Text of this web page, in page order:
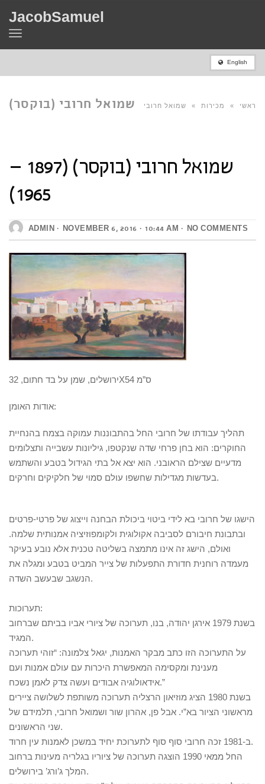
JacobSamuel
Toggle
English
שמואל חרובי (בוקסר)
(1897 – 1965)
ראשי » מכירות » שמואל חרובי
(בוקסר) (1897 – 1965)
שמואל חרובי (בוקסר) (1897 –
1965)
ADMIN NOVEMBER 6, 2016 10:44 AM NO COMMENTS
ירושלים, שמן על בד חתום, 32X54 ס”מ
אודות האומן:
תהליך עבודתו של חרובי החל בהתבוננות עמוקה בצמח בהנחיית
החוקרים: הוא בחן פרחי שדה שנקטפו, גיליונות עשבייה ותצלומים
מדעיים שצילם הראובני. הוא יצא אל בתי הגידול בטבע והשתמש
בעדשות מגדילות שחשפו עולם סמוי של חלקיקים וחרקים.
הישגו של חרובי בא לידי ביטוי ביכולת הבחנה וייצוג של פרטי-פרטים
ובתבונת חיבורם לסביבה אקולוגית ולקומפוזיציה אמנותית שלמה.
ואולם, הישג זה אינו מתמצה בשליטה טכנית אלא נובע בעיקר
מעמדה רוחנית חדורת התפעלות של צייר המביט בטבע ומגלה את
הנשגב שבעשב השדה.
תערוכות:
בשנת 1979 אירגן יהודה, בנו, תערוכה של ציורי אביו בביתם שברחוב
המגיד.
על התערוכה הזו כתב מבקר האמנות, יגאל צלמונה: “זוהי תערוכה
מענינת ומקסימה המאפשרת היכרות עם עולם אמנות ועם
אידאולוגיה אבודים ועשה צדק לאמן נשכח.”
בשנת 1980 הציג מוזיאון הרצליה תערוכה משותפת לשלושה ציירים
מראשוני הציור בא”י. אבל פן, אהרון שור ושמואל חרובי, תלמידם של
שני הראשונים.
ב-1981 זכה חרובי סוף סוף לתערוכת יחיד במשכן לאמנות עין חרוד.
החל ממאי 1990 הוצגה תערוכה של ציוריו בגלריה מעינות ברחוב
המלך ג’ורג’ בירושלים.